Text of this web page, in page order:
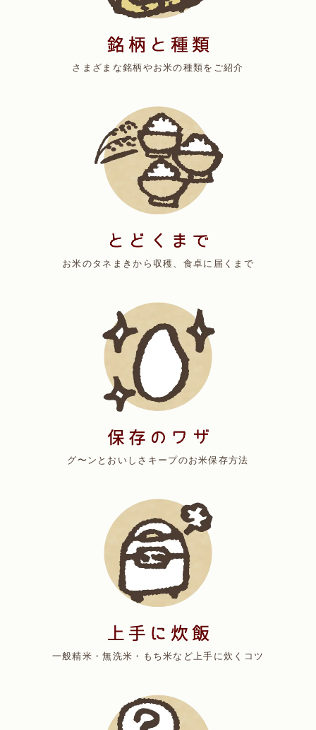
さまざまな銘柄やお米の種類をご紹介
お米のタネまきから収穫、食卓に届くまで
グ〜ンとおいしさキープのお米保存方法
一般精米・無洗米・もち米など上手に炊くコツ